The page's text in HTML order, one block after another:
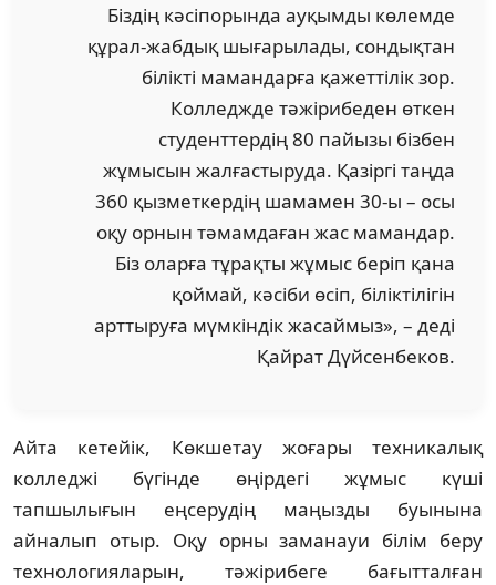
Біздің кәсіпорында ауқымды көлемде
құрал-жабдық шығарылады, сондықтан
білікті мамандарға қажеттілік зор.
Колледжде тәжірибеден өткен
студенттердің 80 пайызы бізбен
жұмысын жалғастыруда. Қазіргі таңда
360 қызметкердің шамамен 30-ы – осы
оқу орнын тәмамдаған жас мамандар.
Біз оларға тұрақты жұмыс беріп қана
қоймай, кәсіби өсіп, біліктілігін
арттыруға мүмкіндік жасаймыз», – деді
Қайрат Дүйсенбеков.
Айта кетейік, Көкшетау жоғары техникалық
колледжі бүгінде өңірдегі жұмыс күші
тапшылығын еңсерудің маңызды буынына
айналып отыр. Оқу орны заманауи білім беру
технологияларын, тәжірибеге бағытталған